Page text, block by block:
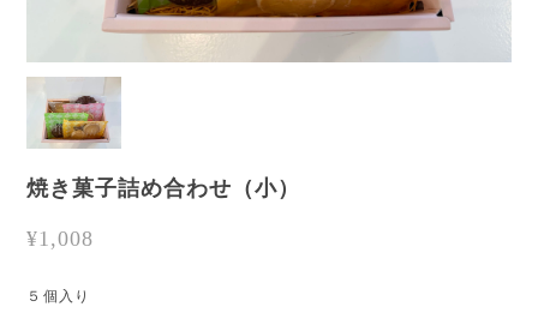
焼き菓子詰め合わせ（小）
¥1,008
５個入り